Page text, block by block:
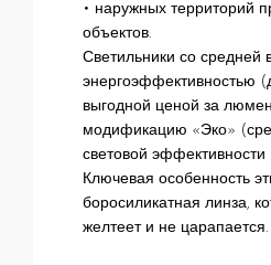
• наружных территорий
объектов.
Светильники со средней
энергоэффективностью
выгодной ценой за
модификацию «Эко»
световой эффективности
Ключевая особенность
боросиликатная линза,
желтеет и не царапается.